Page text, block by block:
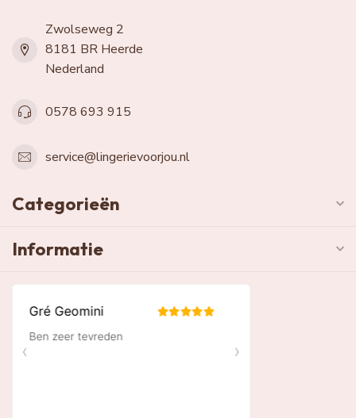
Zwolseweg 2
8181 BR Heerde
Nederland
0578 693 915
service@lingerievoorjou.nl
Categorieën
Informatie